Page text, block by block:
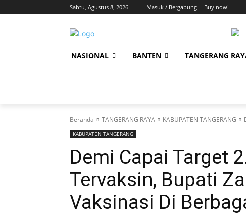
Sabtu, Agustus 8, 2026 Masuk / Bergabung Buy now!
NASIONAL BANTEN TANGERANG
Beranda TANGERANG RAYA KABUPATEN TANGERANG
KABUPATEN TANGERANG
Demi Capai Target
Tervaksin, Bupati
Vaksinasi Di